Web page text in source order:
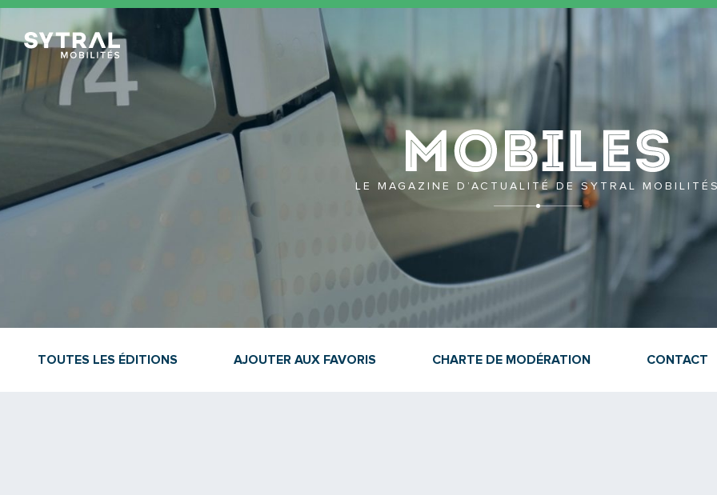
TCL Sytral
LE MAGAZINE D’ACTUALITÉ DE SYTRAL MOBILITÉS
TOUTES LES ÉDITIONS AJOUTER AUX FAVORIS CHARTE DE MODÉRATION CONTACT